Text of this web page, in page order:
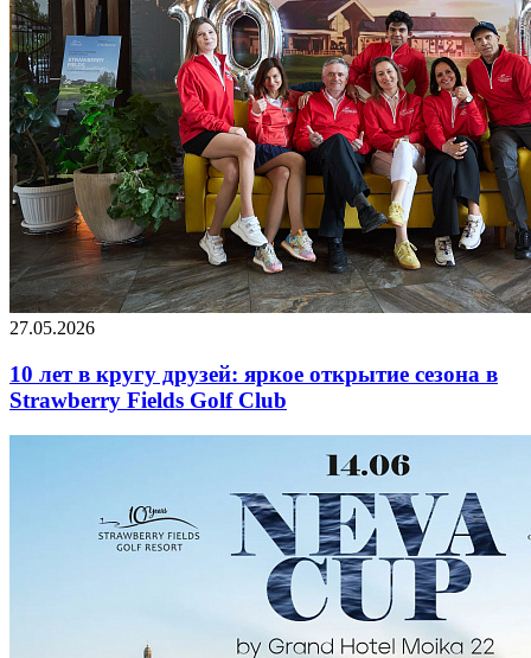
27.05.2026
10 лет в кругу друзей: яркое открытие сезона в
Strawberry Fields Golf Club